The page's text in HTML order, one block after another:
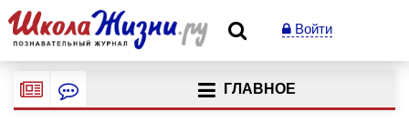
Войти
ГЛАВНОЕ